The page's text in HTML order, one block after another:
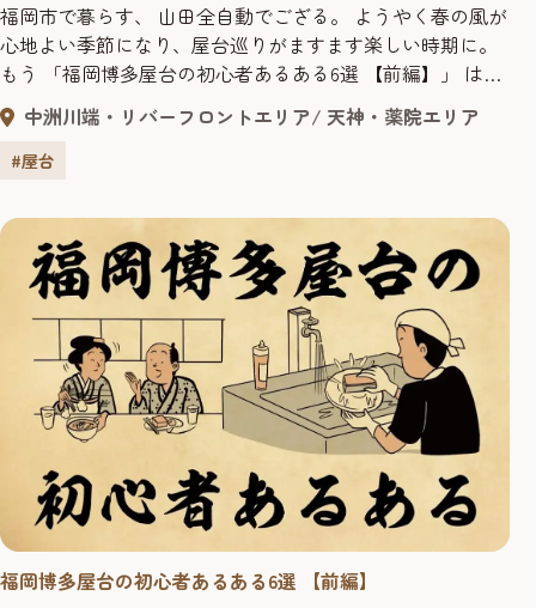
福岡市で暮らす、 山田全自動でござる。 ようやく春の風が
心地よい季節になり、屋台巡りがますます楽しい時期に。
もう 「福岡博多屋台の初心者あるある6選 【前編】」 は読
んでくれただろうか? 前編では、屋台に行く前に知ってい
ると、ちょっと差がつく 「屋台あるある」 を紹介したが、
まだまだ 屋台に行くのをためらっているあなたに朗報じゃ!
中洲川端・リバーフロントエリア 天神・薬院エリア
#屋台
福岡博多屋台の初心者あるある6選 【前編】